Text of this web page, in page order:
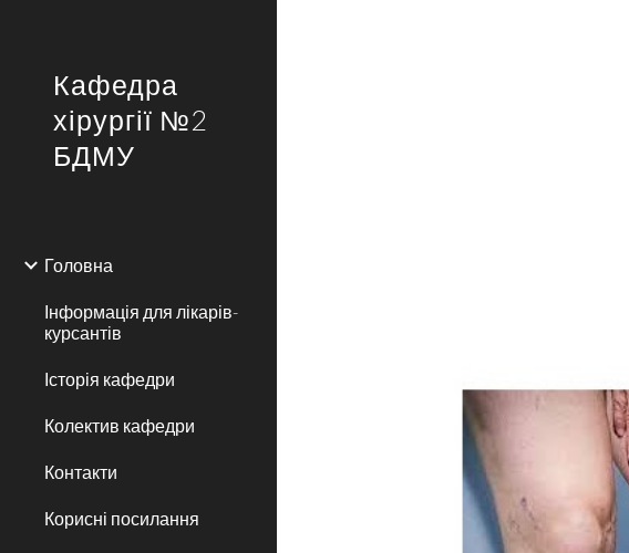
Кафедра
хірургії №2
БДМУ
Головна
Інформація для лікарів-
курсантів
Історія кафедри
Колектив кафедри
Контакти
Корисні посилання